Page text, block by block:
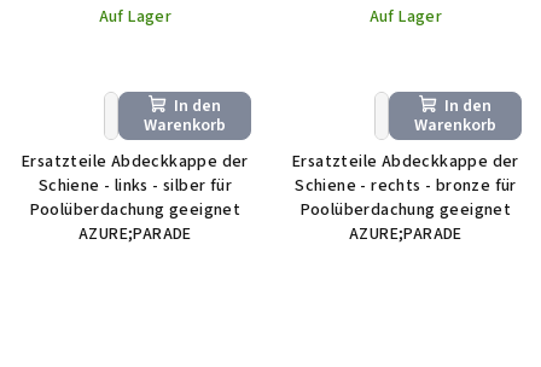
Auf Lager
In den
Warenkorb
Ersatzteile Abdeckkappe der
Schiene - links - silber für
Poolüberdachung geeignet
AZURE;PARADE
Auf Lager
In den
Warenkorb
Ersatzteile Abdeckkappe der
Schiene - rechts - bronze für
Poolüberdachung geeignet
AZURE;PARADE